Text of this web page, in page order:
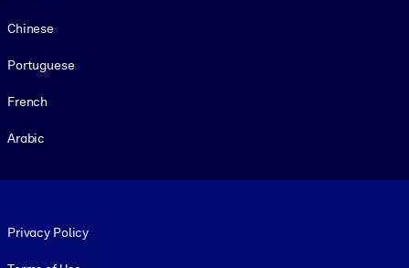
Chinese
Portuguese
French
Arabic
Privacy Policy